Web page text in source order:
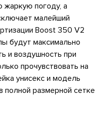
жаркую погоду, а
малейший
Boost 350 V2
будут максимально
и воздушность при
прочувствовать на
унисекс и модель
полной размерной сетке